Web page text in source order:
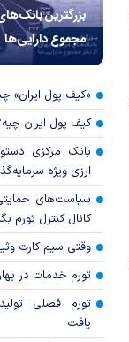
بزرگترین
مجموع دارایی‌ها
«کیف پول ایران»
کیف پول ایران
بانک مرکزی
ارزی ویژه
سیاست‌های
کانال کنترل تورم
وقتی سیم کارت
تورم خدمات در بهار ۱۴۰۵ چقدر
تورم فصلی
یافت